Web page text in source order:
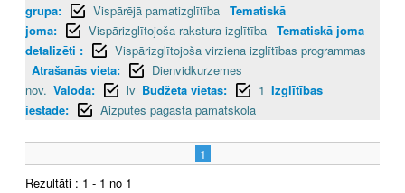
grupa:
Vispārējā pamatizglītība Tematiskā
joma:
Vispārizglītojoša rakstura izglītība Tematiskā joma
detalizēti :
Vispārizglītojoša virziena izglītības programmas
Atrašanās vieta:
Dienvidkurzemes
nov. Valoda: lv Budžeta vietas: 1 Izglītības
iestāde:
Aizputes pagasta pamatskola
1
Rezultāti : 1 - 1 no 1